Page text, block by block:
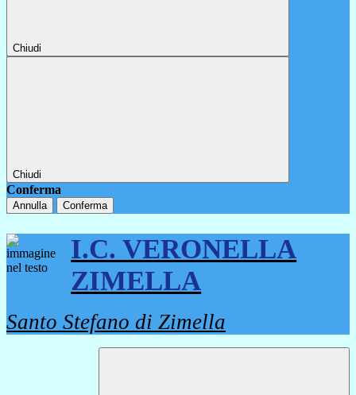
Chiudi
Chiudi
Conferma
Annulla Conferma
I.C. VERONELLA
ZIMELLA
Santo Stefano di Zimella